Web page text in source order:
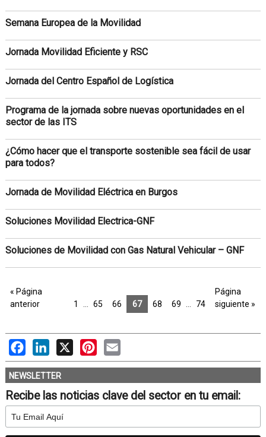
Semana Europea de la Movilidad
Jornada Movilidad Eficiente y RSC
Jornada del Centro Español de Logística
Programa de la jornada sobre nuevas oportunidades en el
sector de las ITS
¿Cómo hacer que el transporte sostenible sea fácil de usar
para todos?
Jornada de Movilidad Eléctrica en Burgos
Soluciones Movilidad Electrica-GNF
Soluciones de Movilidad con Gas Natural Vehicular – GNF
« Página
anterior
1 65 66 67 68 69 74
Página
siguiente »
FacebookLinkedIn
X PinterestEmail
NEWSLETTER
Recibe las noticias clave del sector en tu email: